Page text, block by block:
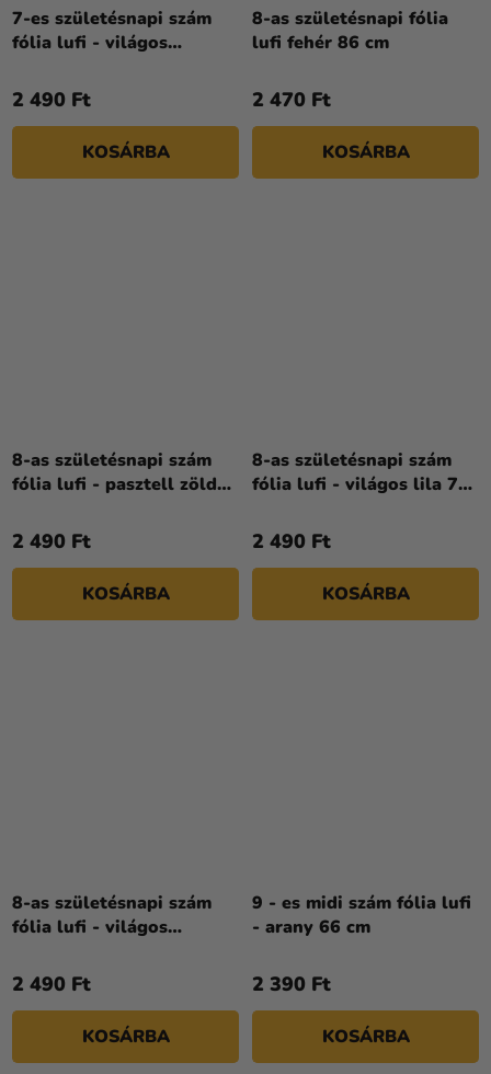
7-es születésnapi szám
fólia lufi - világos
2 490 Ft
KOSÁRBA
8-as születésnapi fólia
lufi fehér 86 cm
2 470 Ft
KOSÁRBA
8-as születésnapi szám
fólia lufi - pasztell zöld
2 490 Ft
KOSÁRBA
8-as születésnapi szám
fólia lufi - világos lila 72
2 490 Ft
KOSÁRBA
8-as születésnapi szám
fólia lufi - világos
2 490 Ft
KOSÁRBA
9 - es midi szám fólia lufi
- arany 66 cm
2 390 Ft
KOSÁRBA